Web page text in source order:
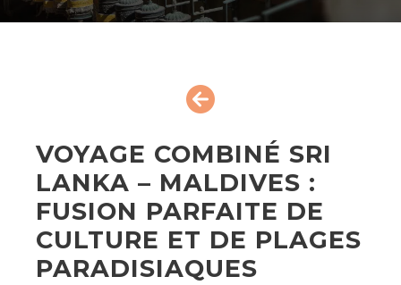
VOYAGE COMBINÉ SRI
LANKA – MALDIVES :
FUSION PARFAITE DE
CULTURE ET DE PLAGES
PARADISIAQUES